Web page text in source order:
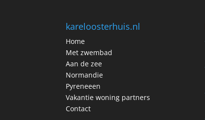
kareloosterhuis.nl
Home
Met zwembad
Aan de zee
Normandie
Pyreneeen
Vakantie woning partners
Contact